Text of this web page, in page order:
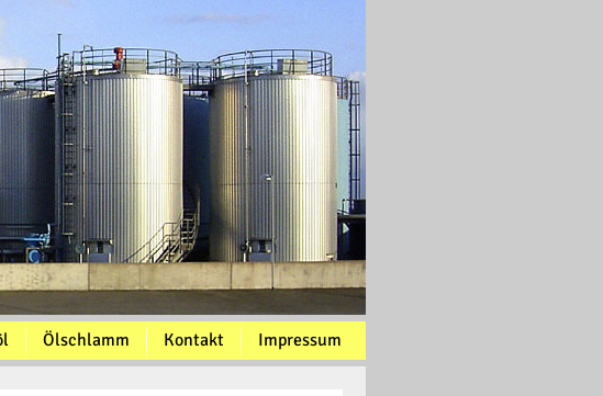
Ölschlamm Kontakt Impressum